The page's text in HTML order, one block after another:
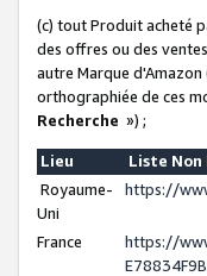
(c) tout Produit acheté
des offres ou des
autre Marque
orthographiée de ces
Recherche ») ;
Lieu
Liste Non
Royaume-
Uni
https://
France
https://